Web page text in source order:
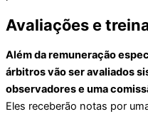
Avaliações e
Além da remuneração
árbitros vão ser avaliados
observadores e uma
Eles receberão notas por